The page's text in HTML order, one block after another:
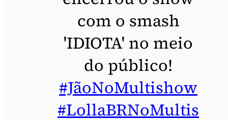
com o smash
'IDIOTA' no meio
do público!
#JãoNoMultishow
#LollaBRNoMultis